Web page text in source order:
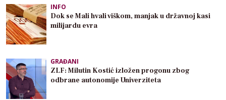
INFO
Dok se Mali hvali viškom, manjak u državnoj kasi
milijardu evra
GRAĐANI
ZLF: Milutin Kostić izložen progonu zbog
odbrane autonomije Univerziteta